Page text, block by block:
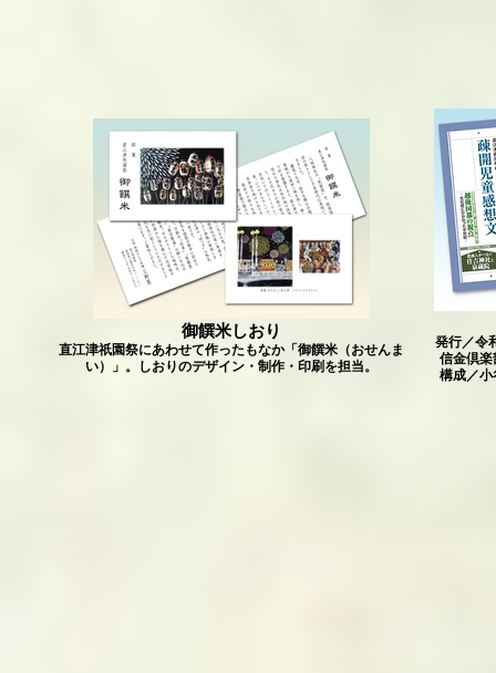
御饌米しおり
直江津祇園祭にあわせて作ったもなか「御饌米（おせんま
い）」。しおりのデザイン・制作・印刷を担当。
発行／令
信金倶
構成／